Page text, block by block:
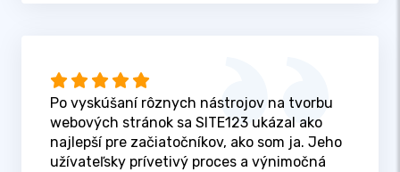
Po vyskúšaní rôznych nástrojov na tvorbu
webových stránok sa SITE123 ukázal ako
najlepší pre začiatočníkov, ako som ja. Jeho
užívateľsky prívetivý proces a výnimočná